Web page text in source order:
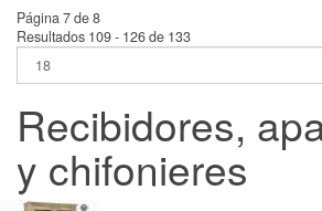
Página 7 de 8
Resultados 109 - 126 de 133
Recibidores,
y chifonieres